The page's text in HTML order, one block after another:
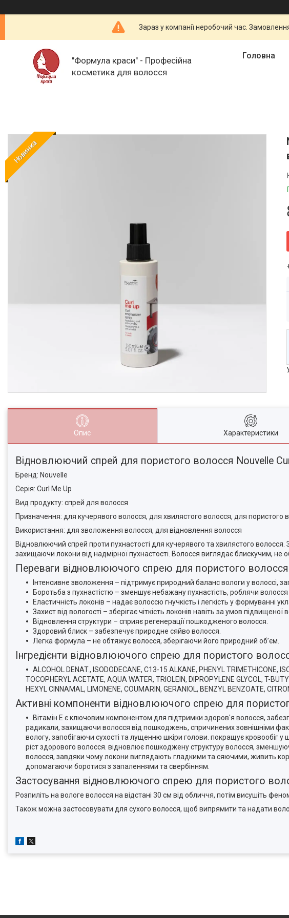
Зараз у компанії неробочий час.
"Формула краси" - Професійна
косметика для волосся
Головна
Новинка
Опис Характеристики
Відновлюючий спрей для пористого волосся Nouvelle
Бренд: Nouvelle
Серія: Curl Me Up
Вид продукту: спрей для волосся
Призначення: для кучерявого волосся, для хвилястого волосся, для пористого
Використання: для зволоження волосся, для відновлення волосся
Відновлюючий спрей проти пухнастості для кучерявого та хвилястого
захищаючи локони від надмірної пухнастості. Волосся виглядає блискучим, не
Переваги відновлюючого спрею для пористого волосся
Інтенсивне зволоження – підтримує природний баланс вологи у волоссі,
Боротьба з пухнастістю – зменшує небажану пухнастість, роблячи волосся
Еластичність локонів – надає волоссю гнучкість і легкість у формуванні
Захист від вологості – зберігає чіткість локонів навіть за умов підвищеної
Відновлення структури – сприяє регенерації пошкодженого волосся.
Здоровий блиск – забезпечує природне сяйво волосся.
Легка формула – не обтяжує волосся, зберігаючи його природний об’єм.
Інгредієнти відновлюючого спрею для пористого
ALCOHOL DENAT., ISODODECANE, C13-15 ALKANE, PHENYL TRIMETHICONE,
TOCOPHERYL ACETATE, AQUA WATER, TRIOLEIN, DIPROPYLENE GLYCOL, T-
HEXYL CINNAMAL, LIMONENE, COUMARIN, GERANIOL, BENZYL BENZOATE,
Активні компоненти відновлюючого спрею для
Вітамін Е є ключовим компонентом для підтримки здоров'я волосся,
радикали, захищаючи волосся від пошкоджень, спричинених зовнішніми
вологу, запобігаючи сухості та лущенню шкіри голови. покращує кровообіг
ріст здорового волосся. відновлює пошкоджену структуру волосся,
волосся, завдяки чому локони виглядають гладкими та сяючими, живить
допомагаючи боротися з запаленнями та свербінням.
Застосування відновлюючого спрею для пористого
Розпиліть на вологе волосся на відстані 30 см від обличчя, потім висушіть
Також можна застосовувати для сухого волосся, щоб випрямити та надати